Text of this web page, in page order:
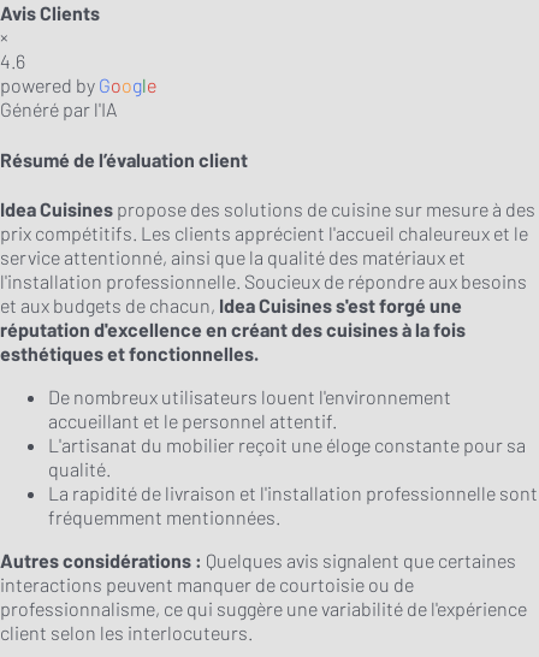
Avis Clients
×
4.6
powered by Google
Généré par l'IA
Résumé de l’évaluation client
Idea Cuisines propose des solutions de cuisine sur mesure à des
prix compétitifs. Les clients apprécient l'accueil chaleureux et le
service attentionné, ainsi que la qualité des matériaux et
l'installation professionnelle. Soucieux de répondre aux besoins
et aux budgets de chacun, Idea Cuisines s'est forgé une
réputation d'excellence en créant des cuisines à la fois
esthétiques et fonctionnelles.
De nombreux utilisateurs louent l'environnement
accueillant et le personnel attentif.
L'artisanat du mobilier reçoit une éloge constante pour sa
qualité.
La rapidité de livraison et l'installation professionnelle sont
fréquemment mentionnées.
Autres considérations : Quelques avis signalent que certaines
interactions peuvent manquer de courtoisie ou de
professionnalisme, ce qui suggère une variabilité de l'expérience
client selon les interlocuteurs.